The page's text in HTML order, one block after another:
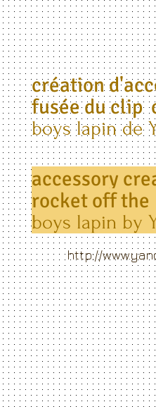
création
fusée du clip
boys lapin de
accessory
rocket off the
boys lapin by
http://